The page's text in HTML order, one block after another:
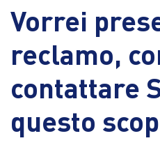
Vorrei
reclamo,
contattare
questo